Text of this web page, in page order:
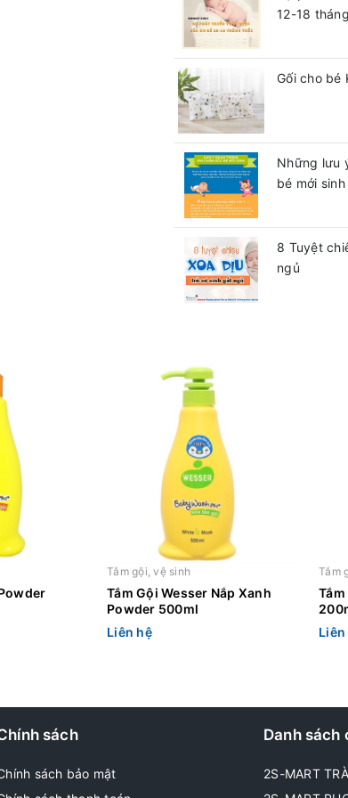
12-18
Gối cho bé
Những lưu
bé mới sinh
8 Tuyệt
ngủ
Tắm gội, vệ sinh
Tắm Gội Wesser Nắp Xanh
Powder 500ml
Liên hệ
Tắm
Liên
sách
sách bảo mật
Danh sách
2S-MART